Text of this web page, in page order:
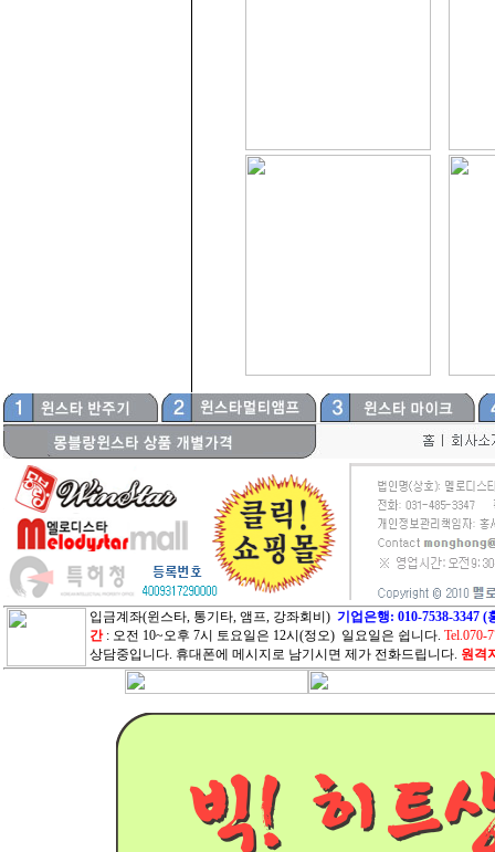
입금계좌(윈스타, 통기타, 앰프, 강좌회비) 기업은행: 010-7538-3347
간 : 오전 10~오후 7시 토요일은 12시(정오) 일요일은 쉽니다. Tel.070-
상담중입니다. 휴대폰에 메시지로 남기시면 제가 전화드립니다. 원격